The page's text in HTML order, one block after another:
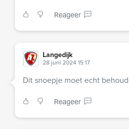
Reageer
Langedijk
28 juni 2024 15:17
Dit snoepje moet echt
Reageer